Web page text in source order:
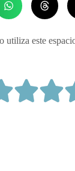
utiliza este